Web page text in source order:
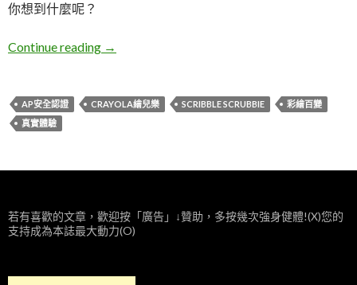
你想到什麼呢？
Continue reading Crayola_繪兒樂_彩繪百變夢幻雲朵。真實體
→
AP安全認證 CRAYOLA繪兒樂 SCRIBBLE SCRUBBIE
彩繪百變
真實體驗
若有喜歡的文章，歡迎按「廣告」↓贊助，多按幾次強身健體!(X)您的
支持成為本誌最大動力(O)